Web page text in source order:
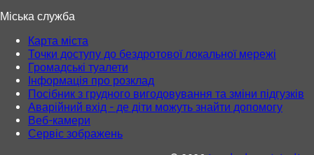
Міська служба
Карта міста
Точки доступу до бездротової локальної мережі
Громадські туалети
Інформація про розклад
Посібник з грудного вигодовування та зміни підгузків
Аварійний вхід - де діти можуть знайти допомогу
Веб-камери
Сервіс зображень